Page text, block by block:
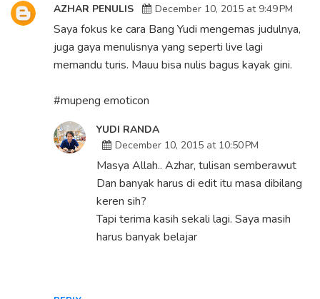
AZHAR PENULIS December 10, 2015 at 9:49 PM
Saya fokus ke cara Bang Yudi mengemas judulnya,
juga gaya menulisnya yang seperti live lagi
memandu turis. Mauu bisa nulis bagus kayak gini.
#mupeng emoticon
YUDI RANDA
December 10, 2015 at 10:50 PM
Masya Allah.. Azhar, tulisan semberawut
Dan banyak harus di edit itu masa dibilang
keren sih?
Tapi terima kasih sekali lagi. Saya masih
harus banyak belajar